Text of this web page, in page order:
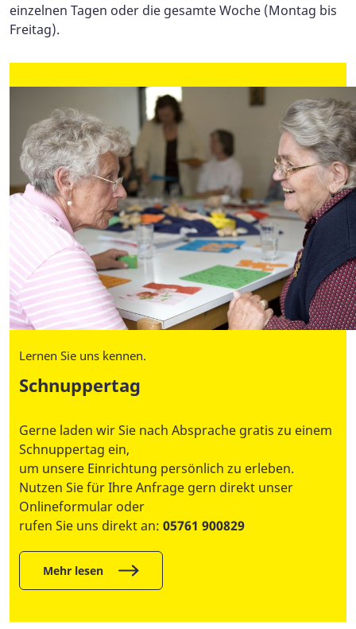
einzelnen Tagen oder die gesamte Woche (Montag bis
Freitag).
Lernen Sie uns kennen.
Schnuppertag
Gerne laden wir Sie nach Absprache gratis zu einem
Schnuppertag ein,
um unsere Einrichtung persönlich zu erleben.
Nutzen Sie für Ihre Anfrage gern direkt unser
Onlineformular oder
rufen Sie uns direkt an: 05761 900829
Mehr lesen